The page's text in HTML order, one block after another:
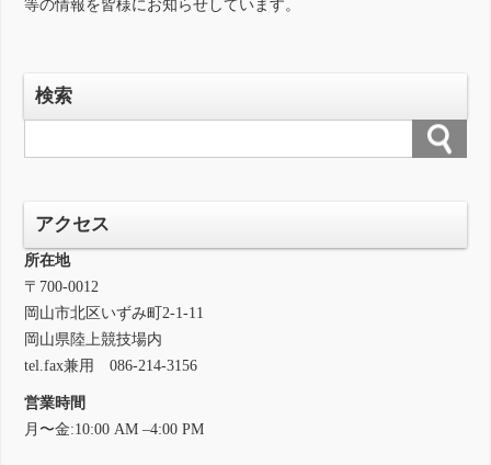
等の情報を皆様にお知らせしています。
検索
アクセス
所在地
〒700-0012
岡山市北区いずみ町2-1-11
岡山県陸上競技場内
tel.fax兼用 086-214-3156
営業時間
月〜金:10:00 AM –4:00 PM